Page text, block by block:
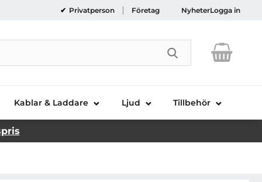
Privatperson Företag NyheterLogga in
Genomför
Kablar & Laddare Ljud Tillbehör